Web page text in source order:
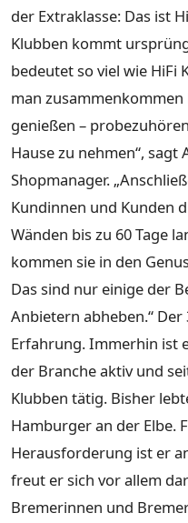
der Extraklasse: Das ist
Klubben kommt
bedeutet so viel wie HiFi
man
genießen –
Hause zu nehmen“, sagt
Shopmanager.
Kundinnen und Kunden
Wänden bis zu 60 Tage
kommen sie in den
Das sind nur einige der
Anbietern abheben.“
Erfahrung. Immerhin ist
der Branche aktiv und
Klubben tätig. Bisher
Hamburger an der Elbe.
Herausforderung ist er
freut er sich vor allem
Bremerinnen und